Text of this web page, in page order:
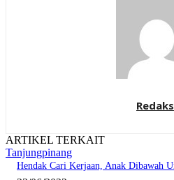
ARTIKEL TERKAIT
Tanjungpinang
Hendak Cari Kerjaan, Anak Dibawah